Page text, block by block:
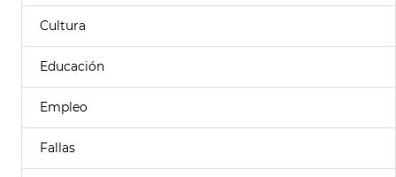
Cultura
Educación
Empleo
Fallas